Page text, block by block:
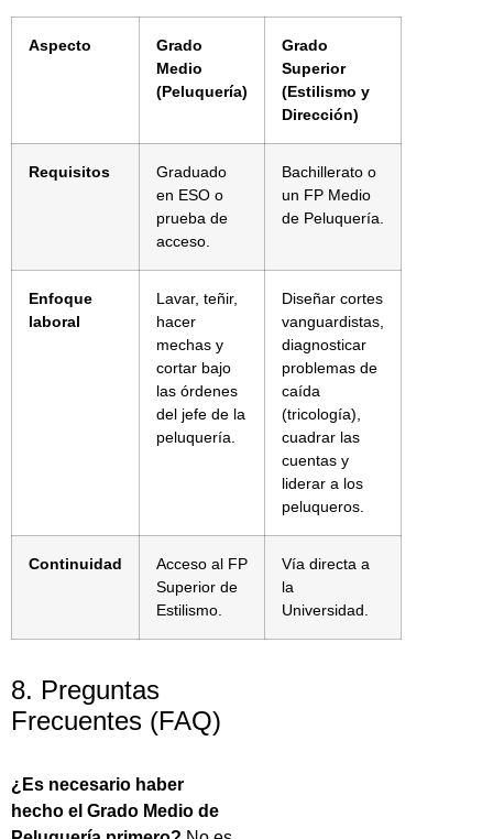
Aspecto
Grado
Medio
(Peluquería)
Grado
Superior
(Estilismo y
Dirección)
Requisitos
Graduado
en ESO o
prueba de
acceso.
Bachillerato o
un FP Medio
de Peluquería.
Enfoque
laboral
Lavar, teñir,
hacer
mechas y
cortar bajo
las órdenes
del jefe de la
peluquería.
Diseñar cortes
vanguardistas,
diagnosticar
problemas de
caída
(tricología),
cuadrar las
cuentas y
liderar a los
peluqueros.
Continuidad
Acceso al FP
Superior de
Estilismo.
Vía directa a
la
Universidad.
8. Preguntas
Frecuentes (FAQ)
¿Es necesario haber
hecho el Grado Medio de